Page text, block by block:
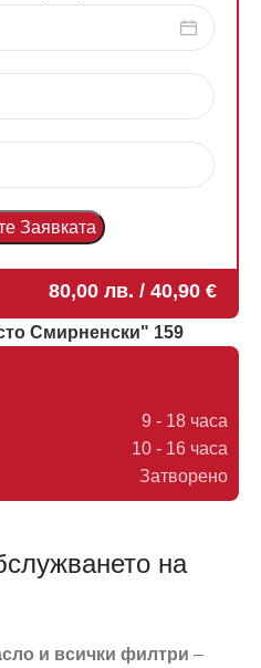
на
и всички филтри –
80,00 лв. / 40,90 €
Смирненски" 159
9 - 18 часа
10 - 16 часа
Затворено